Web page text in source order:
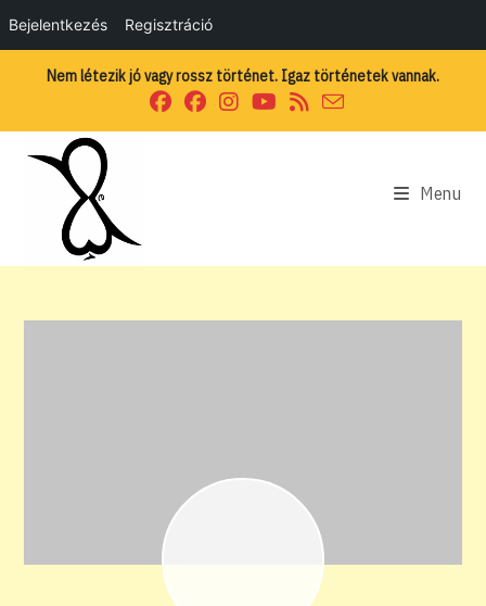
Bejelentkezés Regisztráció
Nem létezik jó vagy rossz történet. Igaz történetek vannak.
Menu